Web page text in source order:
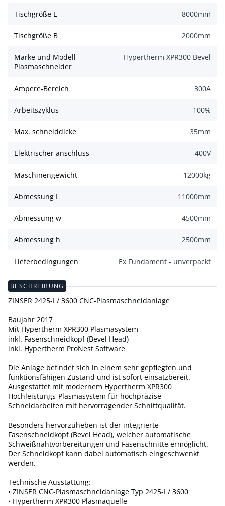
Tischgröße L 8000mm
Tischgröße B 2000mm
Marke und Modell
Plasmaschneider
Hypertherm XPR300 Bevel
Ampere-Bereich 300A
Arbeitszyklus 100%
Max. schneiddicke 35mm
Elektrischer anschluss 400V
Maschinengewicht 12000kg
Abmessung L 11000mm
Abmessung w 4500mm
Abmessung h 2500mm
Lieferbedingungen Ex Fundament - unverpackt
BESCHREIBUNG
ZINSER 2425-I / 3600 CNC-Plasmaschneidanlage
Baujahr 2017
Mit Hypertherm XPR300 Plasmasystem
inkl. Fasenschneidkopf (Bevel Head)
inkl. Hypertherm ProNest Software
Die Anlage befindet sich in einem sehr gepflegten und
funktionsfähigen Zustand und ist sofort einsatzbereit.
Ausgestattet mit modernem Hypertherm XPR300
Hochleistungs-Plasmasystem für hochpräzise
Schneidarbeiten mit hervorragender Schnittqualität.
Besonders hervorzuheben ist der integrierte
Fasenschneidkopf (Bevel Head), welcher automatische
Schweißnahtvorbereitungen und Fasenschnitte ermöglicht.
Der Schneidkopf kann dabei automatisch eingeschwenkt
werden.
Technische Ausstattung:
• ZINSER CNC-Plasmaschneidanlage Typ 2425-I / 3600
• Hypertherm XPR300 Plasmaquelle